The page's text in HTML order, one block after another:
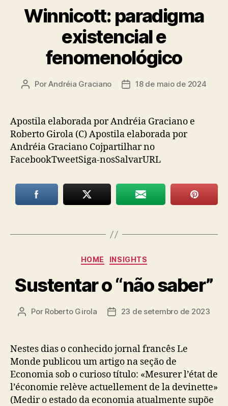
Winnicott: paradigma
existencial e
fenomenológico
Autor
PorAndréia Graciano
Data18 de maio de 2024
Apostila elaborada por Andréia Graciano e
Roberto Girola (C) Apostila elaborada por
Andréia Graciano Cojpartilhar no
FacebookTweetSiga-nosSalvarURL
Categorias
HOME INSIGHTS
Sustentar o “não saber”
Autor
Por Roberto Girola
Data23 de setembro de 2023
Nestes dias o conhecido jornal francês Le
Monde publicou um artigo na seção de
Economia sob o curioso título: «Mesurer l’état de
l’économie relève actuellement de la devinette»
(Medir o estado da economia atualmente supõe